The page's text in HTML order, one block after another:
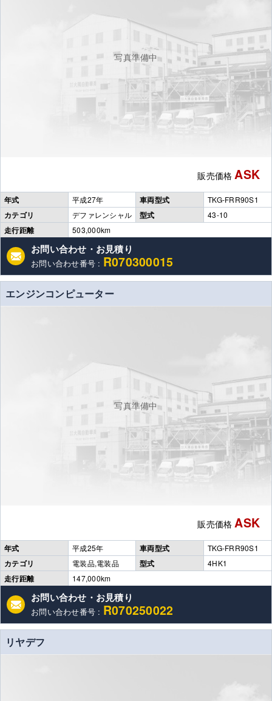
写真準備中
販売価格 ASK
年式 平成27年 車両型式 TKG-FRR90S1
カテゴリ デファレンシャル 型式 43-10
走行距離 503,000km
お問い合わせ・お見積り
お問い合わせ番号 : R070300015
エンジンコンピューター
写真準備中
販売価格 ASK
年式 平成25年 車両型式 TKG-FRR90S1
カテゴリ 電装品,電装品 型式 4HK1
走行距離 147,000km
お問い合わせ・お見積り
お問い合わせ番号 : R070250022
リヤデフ